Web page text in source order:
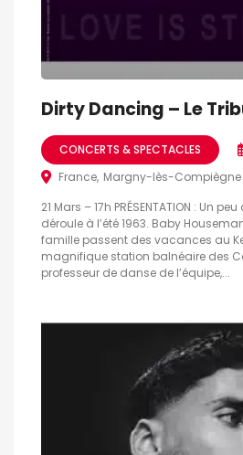
Dirty Dancing – Le
CONCERTS & SPECTACLES
France Margny-lès-Compiègne
21 Mars – 17h PRÉSENTATION : Un
déroule à l’été 1963. Baby
famille passent des vacances au
magnifique station balnéaire des
professeur de danse de l’équipe,...